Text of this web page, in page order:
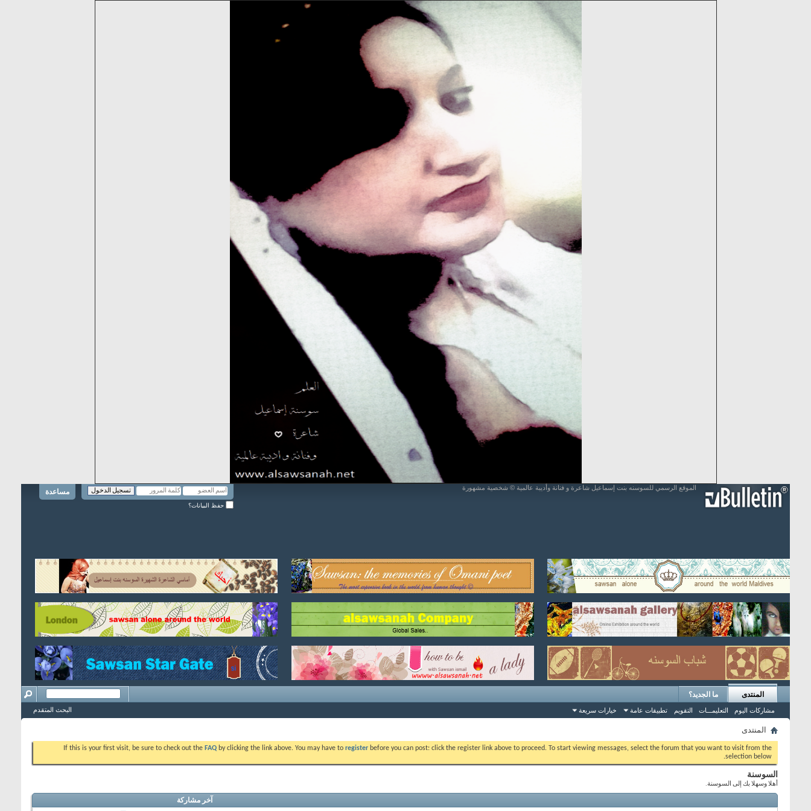
مساعدة
حفظ البيانات؟
الموقع الرسمي للسوسنه بنت إسماعيل شاعرة و فنانة وأديبة عالمية © شخصية مشهورة
المنتدى
مشاركات اليوم التعليمـــات التقويم تطبيقات عامة خيارات سريعة
ما الجديد؟
البحث المتقدم
المنتدى
If this is your first visit, be sure to check out the FAQ by clicking the link above. You may have to register before you can post: click the register link above to proceed. To start viewing messages, select the forum that you want to visit from the
selection below.
السوسنة
أهلا وسهلا بك إلى السوسنة.
آخر مشاركة